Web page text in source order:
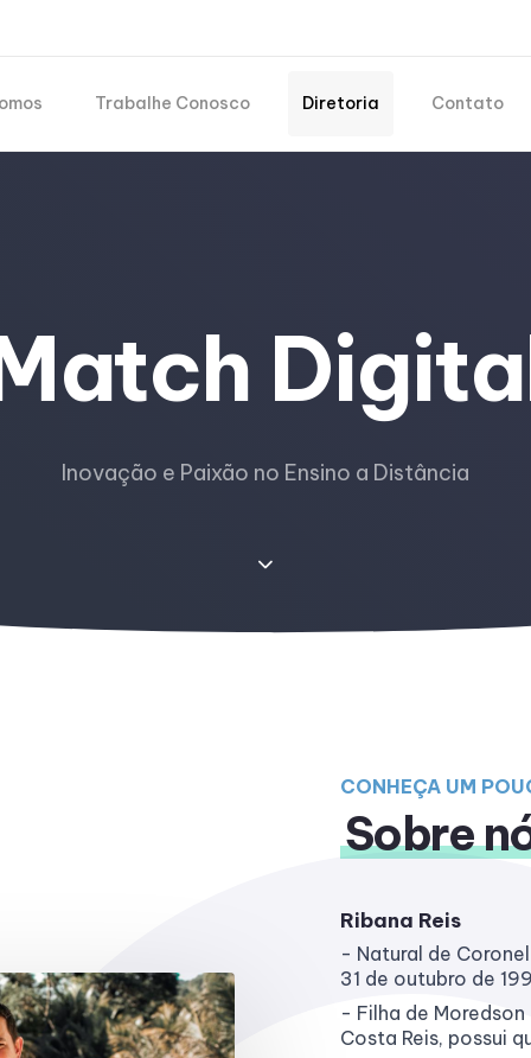
Trabalhe Conosco Diretoria Contato
Inovação e Paixão no Ensino a Distância
CONHEÇA UM
Sobre
Ribana Reis
- Natural de
31 de outubro de
- Filha de
Costa Reis, possui